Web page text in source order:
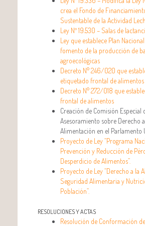
crea el Fondo de
Sustentable de la Actividad
Ley Nº 19.530 – Salas de
Ley que establece Plan
fomento de la producción de
agroecológicas
Decreto N° 246/020 que
etiquetado frontal de alimentos
Decreto N° 272/018 que
frontal de alimentos
Creación de Comisión Especial
Asesoramiento sobre Derecho
Alimentación en el Parlamento
Proyecto de Ley “Programa
Prevención y Reducción de
Desperdicio de Alimentos”.
Proyecto de Ley “Derecho a la
Seguridad Alimentaria y
Población”.
RESOLUCIONES Y ACTAS
Resolución de Conformación